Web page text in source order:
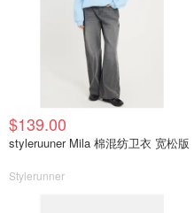
$139.00
styleruuner Mila 棉混纺卫衣 宽松版
Stylerunner